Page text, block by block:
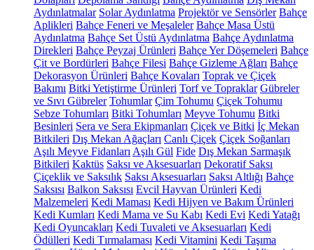
Aydınlatmalar Solar Aydınlatma Projektör ve Sensörler Bahçe
Aplikleri Bahçe Feneri ve Meşaleler Bahçe Masa Üstü
Aydınlatma Bahçe Set Üstü Aydınlatma Bahçe Aydınlatma
Direkleri Bahçe Peyzaj Ürünleri Bahçe Yer Döşemeleri Bahçe
Çit ve Bordürleri Bahçe Filesi Bahçe Gizleme Ağları Bahçe
Dekorasyon Ürünleri Bahçe Kovaları Toprak ve Çiçek
Bakımı Bitki Yetiştirme Ürünleri Torf ve Topraklar Gübreler
ve Sıvı Gübreler Tohumlar Çim Tohumu Çiçek Tohumu
Sebze Tohumları Bitki Tohumları Meyve Tohumu Bitki
Besinleri Sera ve Sera Ekipmanları Çiçek ve Bitki İç Mekan
Bitkileri Dış Mekan Ağaçları Canlı Çiçek Çiçek Soğanları
Aşılı Meyve Fidanları Aşılı Gül Fide Dış Mekan Sarmaşık
Bitkileri Kaktüs Saksı ve Aksesuarları Dekoratif Saksı
Çiçeklik ve Saksılık Saksı Aksesuarları Saksı Altlığı Bahçe
Saksısı Balkon Saksısı Evcil Hayvan Ürünleri Kedi
Malzemeleri Kedi Maması Kedi Hijyen ve Bakım Ürünleri
Kedi Kumları Kedi Mama ve Su Kabı Kedi Evi Kedi Yatağı
Kedi Oyuncakları Kedi Tuvaleti ve Aksesuarları Kedi
Ödülleri Kedi Tırmalaması Kedi Vitamini Kedi Taşıma